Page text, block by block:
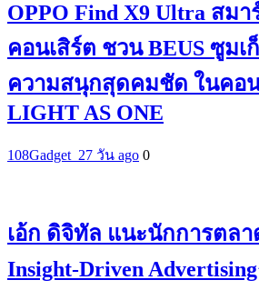
OPPO Find X9 Ultra สม
คอนเสิร์ต ชวน BEUS ซูม
ความสนุกสุดคมชัด ในคอน
LIGHT AS ONE
108Gadget_27 วัน ago 0
เอ้ก ดิจิทัล แนะนักการตลา
Insight-Driven